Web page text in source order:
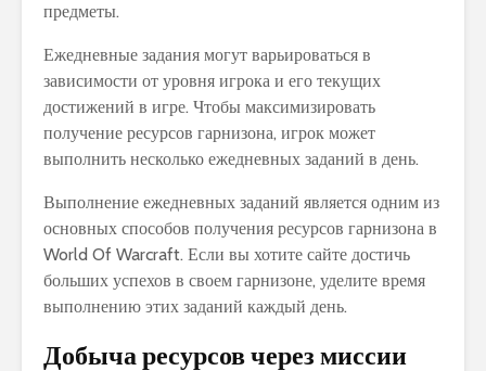
предметы.
Ежедневные задания могут варьироваться в
зависимости от уровня игрока и его текущих
достижений в игре. Чтобы максимизировать
получение ресурсов гарнизона, игрок может
выполнить несколько ежедневных заданий в день.
Выполнение ежедневных заданий является одним из
основных способов получения ресурсов гарнизона в
World Of Warcraft. Если вы хотите сайте достичь
больших успехов в своем гарнизоне, уделите время
выполнению этих заданий каждый день.
Добыча ресурсов через миссии